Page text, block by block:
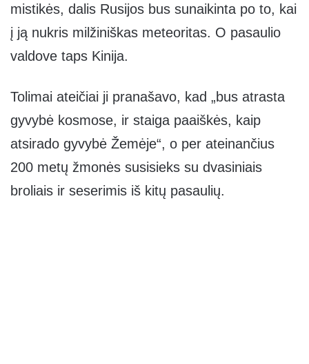
mistikės, dalis Rusijos bus sunaikinta po to, kai
į ją nukris milžiniškas meteoritas. O pasaulio
valdove taps Kinija.
Tolimai ateičiai ji pranašavo, kad „bus atrasta
gyvybė kosmose, ir staiga paaiškės, kaip
atsirado gyvybė Žemėje“, o per ateinančius
200 metų žmonės susisieks su dvasiniais
broliais ir seserimis iš kitų pasaulių.